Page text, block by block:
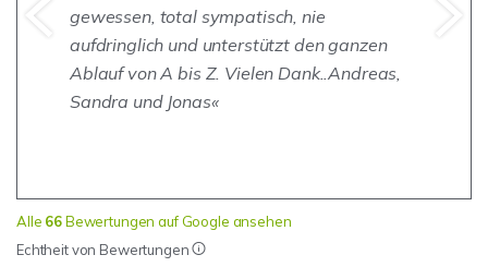
gewessen, total sympatisch, nie
aufdringlich und unterstützt den ganzen
Ablauf von A bis Z. Vielen Dank..Andreas,
Sandra und Jonas
Alle 66Bewertungen auf Google ansehen
Echtheit von Bewertungen